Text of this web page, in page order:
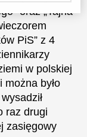
oraz „Tajna
PiS” z 4
w polskiej
było
raz drugi
zasięgowy